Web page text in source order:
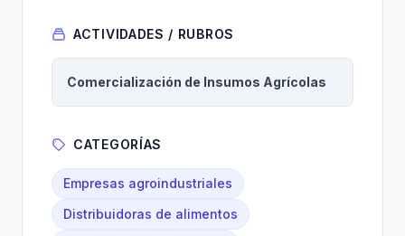
ACTIVIDADES / RUBROS
Comercialización de Insumos Agrícolas
CATEGORÍAS
Empresas agroindustriales
Distribuidoras de alimentos